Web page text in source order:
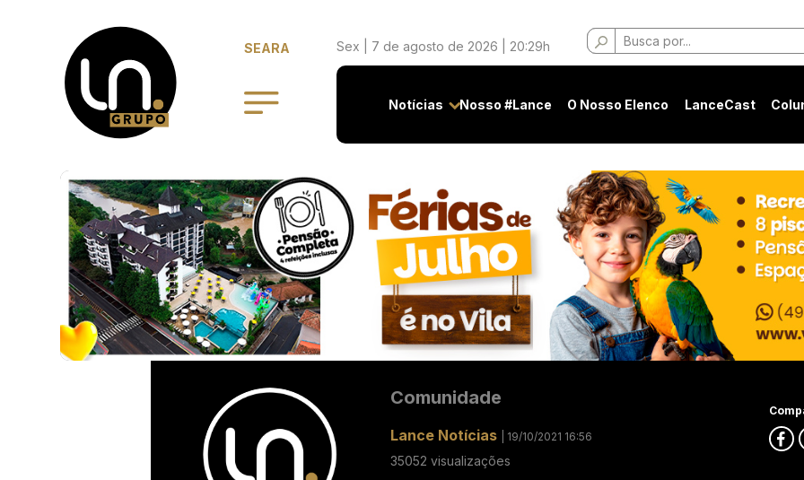
SEARA Sex | 7 de agosto de 2026 | 20:29h
Buscar
por:
Notícias Nosso #Lance O Nosso Elenco LanceCast
Comunidade
Lance Notícias | 19/10/2021 16:56
35052 visualizações